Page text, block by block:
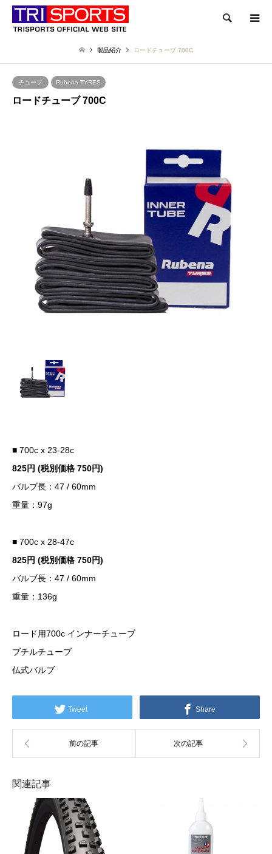
検索
製品紹介 ロードチューブ 700C
チューブ Rubena TYRES
ロードチューブ 700C
■ 700c x 23-28c
825円 (税別価格 750円)
バルブ長：47 / 60mm
重量：97g
■ 700c x 28-47c
825円 (税別価格 750円)
バルブ長：47 / 60mm
重量：136g
ロード用700c インナーチューブ
ブチルチューブ
仏式バルブ
Tweet Share
関連記事